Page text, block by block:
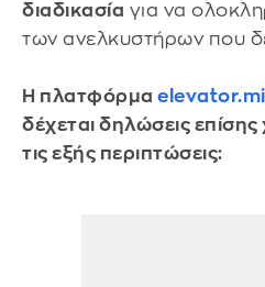
διαδικασία για να
των ανελκυστήρων που
Η πλατφόρμα
δέχεται δηλώσεις επίσης
τις εξής περιπτώσεις: